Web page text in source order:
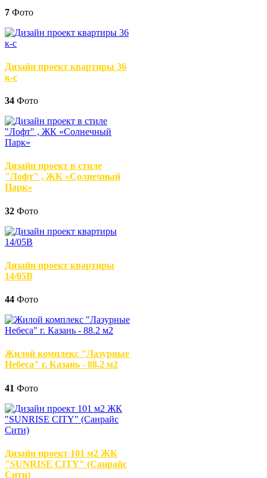
7 Фото
Дизайн проект квартиры 36
к-с
34 Фото
Дизайн проект в стиле
"Лофт" , ЖК «Солнечный
Парк»
32 Фото
Дизайн проект квартиры
14/05В
44 Фото
Жилой комплекс "Лазурные
Небеса" г. Казань - 88.2 м2
41 Фото
Дизайн проект 101 м2 ЖК
"SUNRISE CITY" (Санрайс
Сити)